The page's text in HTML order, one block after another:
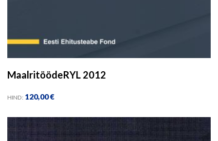
MaalritöödeRYL 2012
HIND: 120,00€